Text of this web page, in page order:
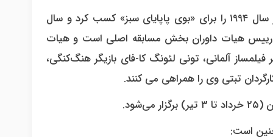
امسال تران آن هونگ کارگردان ویتنامی فرانسوی که نامزدی اسکار سال ۱۹۹۴ را برای «بوی پاپایای سبز» کسب کرد و سال
رییس هیات داوران بخش مسابقه اصلی است و هیات
آلمانی، تونی لئونگ کا-فای بازیگر هنگ‌کنگی،
کارگردان تبتی وی را همراهی می کنند.